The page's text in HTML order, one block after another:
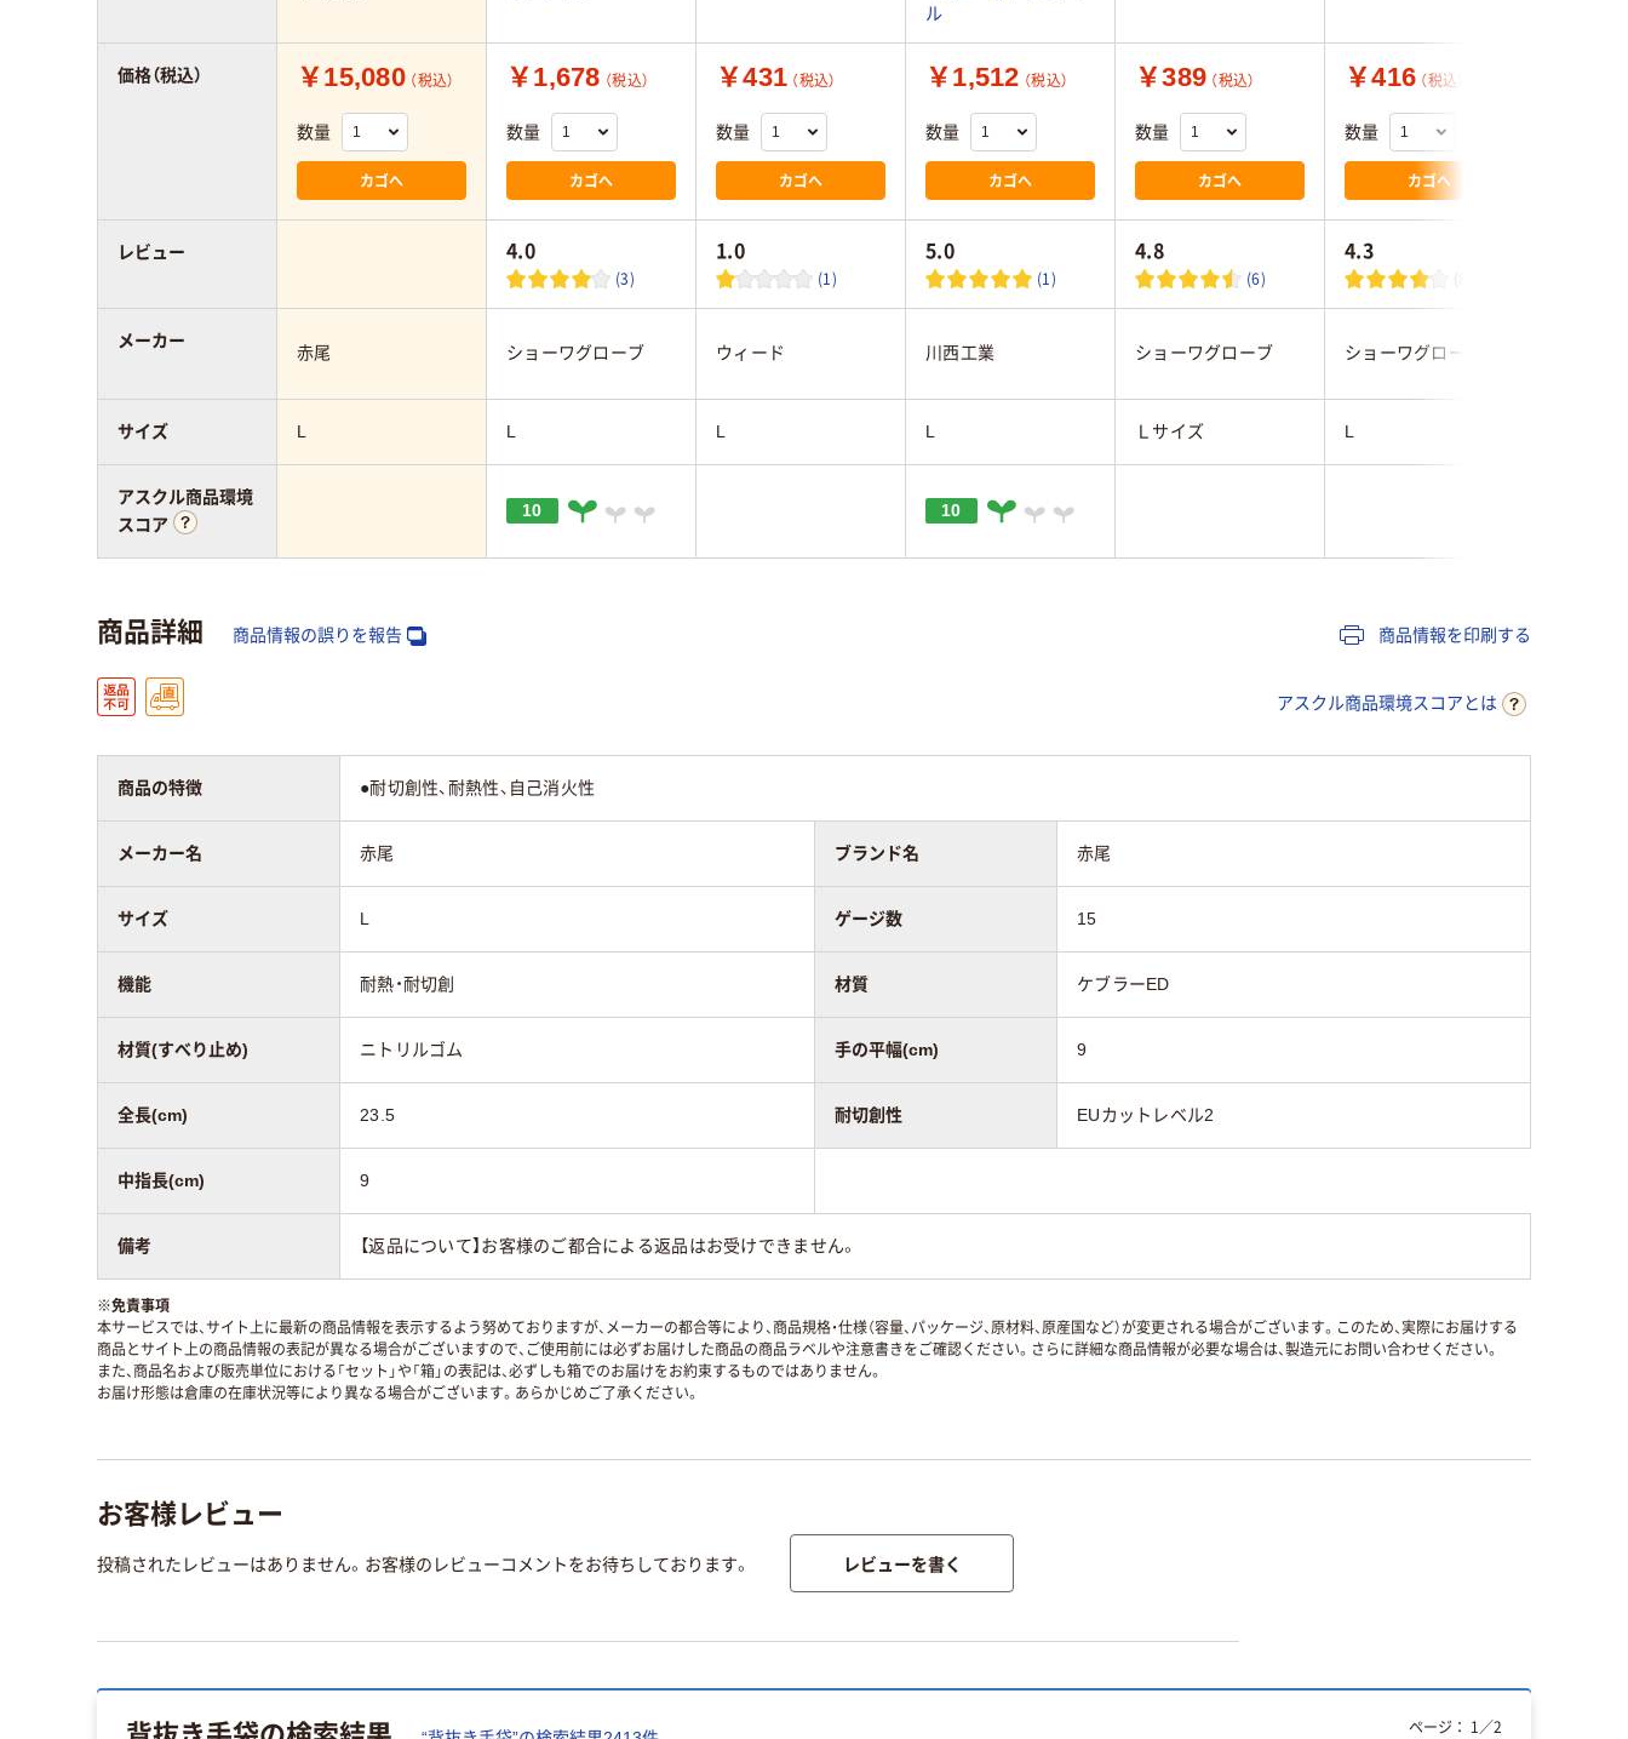
ル
￥15,080 （税込）
数量
カゴへ
￥1,678 （税込）
数量
カゴへ
￥431 （税込）
数量
カゴへ
￥1,512 （税込）
数量
カゴへ
￥389 （税込）
数量
カゴへ
￥416 （税込）
数量
カゴへ
4.0
(3)
1.0
(1)
5.0
(1)
4.8
(6)
4.3
(80)
赤尾 ショーワグローブ ウィード 川西工業 ショーワグローブ ショーワグローブ
L L L L Ｌサイズ L
10 10
価格（税込）
レビュー
メーカー
サイズ
アスクル商品環境
スコア
商品詳細 商品情報の誤りを報告 商品情報を印刷する
アスクル商品環境スコアとは
商品の特徴 ●耐切創性、耐熱性、自己消火性
メーカー名 赤尾 ブランド名 赤尾
サイズ L ゲージ数 15
機能 耐熱・耐切創 材質 ケブラーED
材質(すべり止め) ニトリルゴム 手の平幅(cm) 9
全長(cm) 23.5 耐切創性 EUカットレベル2
中指長(cm) 9
備考 【返品について】お客様のご都合による返品はお受けできません。
※免責事項
本サービスでは、サイト上に最新の商品情報を表示するよう努めておりますが、メーカーの都合等により、商品規格・仕様（容量、パッケージ、原材料、原産国など）が変更される場合がございます。このため、実際にお届けする
商品とサイト上の商品情報の表記が異なる場合がございますので、ご使用前には必ずお届けした商品の商品ラベルや注意書きをご確認ください。さらに詳細な商品情報が必要な場合は、製造元にお問い合わせください。
また、商品名および販売単位における「セット」や「箱」の表記は、必ずしも箱でのお届けをお約束するものではありません。
お届け形態は倉庫の在庫状況等により異なる場合がございます。あらかじめご了承ください。
お客様レビュー
投稿されたレビューはありません。お客様のレビューコメントをお待ちしております。 レビューを書く
ページ： 1 ／2